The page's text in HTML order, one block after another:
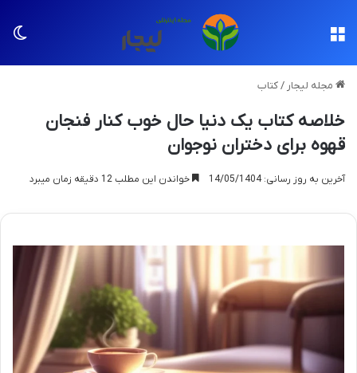
مجله لیجار /کتاب
خلاصه کتاب یک دنیا حال خوب کنار فنجان
قهوه برای دختران نوجوان
آخرین به روز رسانی: 14/05/1404 خواندن این مطلب 12 دقیقه زمان میبرد